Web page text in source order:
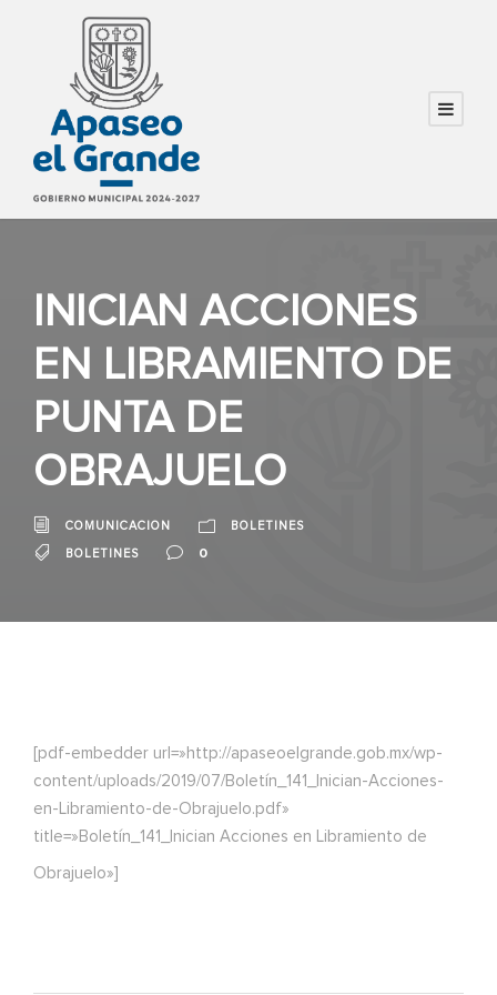
INICIAN ACCIONES
EN LIBRAMIENTO DE
PUNTA DE
OBRAJUELO
COMUNICACION BOLETINES
BOLETINES 0
[pdf-embedder url=»http://apaseoelgrande.gob.mx/wp-
content/uploads/2019/07/Boletín_141_Inician-Acciones-
en-Libramiento-de-Obrajuelo.pdf»
title=»Boletín_141_Inician Acciones en Libramiento de
Obrajuelo»]